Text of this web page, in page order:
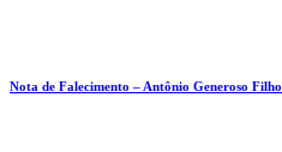
Nota de Falecimento – Antônio Generoso Filho